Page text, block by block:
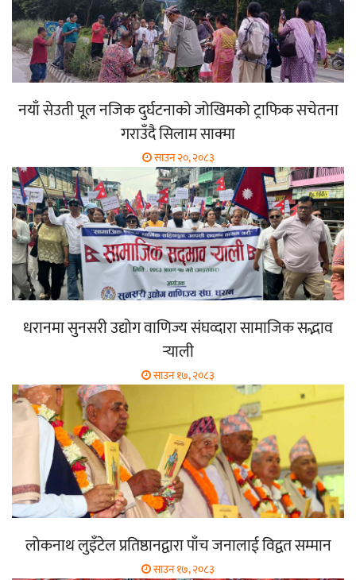
नयाँ सेउती पूल नजिक दुर्घटनाको जोखिमको ट्राफिक सचेतना
गराउँदै सिलाम साक्मा
साउन २०, २०८३
धरानमा सुनसरी उद्योग वाणिज्य संघव्दारा सामाजिक सद्भाव
र्‍याली
साउन १७, २०८३
लोकनाथ लुइँटेल प्रतिष्ठानद्वारा पाँच जनालाई विद्वत सम्मान
साउन १७, २०८३